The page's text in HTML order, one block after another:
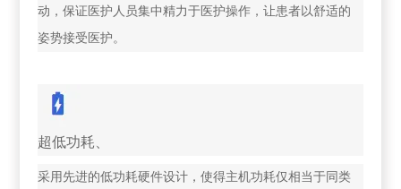
动，保证医护人员集中精力于医护操作，让患者以舒适的
姿势接受医护。
超低功耗、
采用先进的低功耗硬件设计，使得主机功耗仅相当于同类